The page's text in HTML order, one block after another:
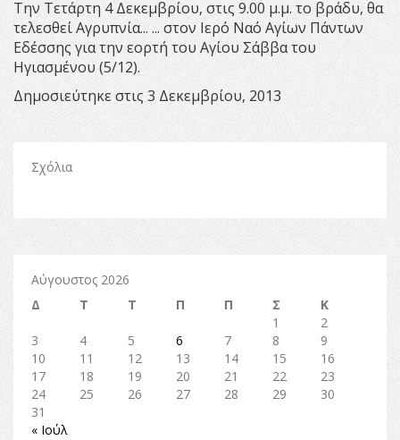
Την Τετάρτη 4 Δεκεμβρίου, στις 9.00 μ.μ. το βράδυ, θα
τελεσθεί Αγρυπνία... ... στον Ιερό Ναό Αγίων Πάντων
Εδέσσης για την εορτή του Αγίου Σάββα του
Ηγιασμένου (5/12).
Δημοσιεύτηκε στις 3 Δεκεμβρίου, 2013
Σχόλια
Αύγουστος 2026
Δ
Τ Τ Π Π Σ
Κ
1
2
3
4 5 6 7 8
9
10
11 12 13 14 15
16
17
18 19 20 21 22
23
24
25 26 27 28 29
30
31
« Ιούλ